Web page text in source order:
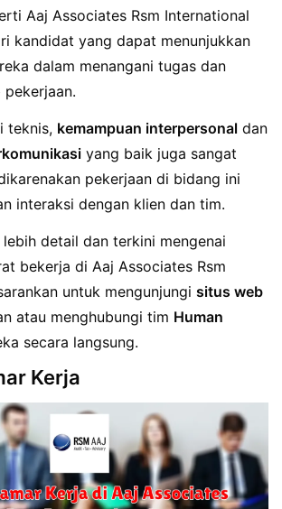
Aaj Associates Rsm International
kandidat yang dapat menunjukkan
dalam menangani tugas dan
teknis, kemampuan interpersonal dan
yang baik juga sangat
pekerjaan di bidang ini
interaksi dengan klien dan tim.
detail dan terkini mengenai
bekerja di Aaj Associates Rsm
untuk mengunjungi situs web
atau menghubungi tim Human
secara langsung.
Kerja